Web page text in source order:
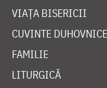
VIAȚA BISERICII
CUVINTE
FAMILIE
LITURGICĂ